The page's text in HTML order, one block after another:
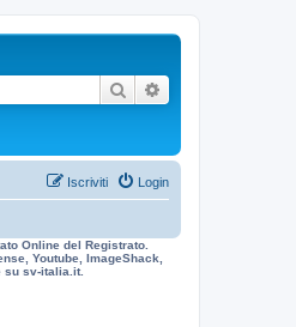
Cerca
Login
Iscriviti
Online del Registrato.
Youtube, ImageShack,
su sv-italia.it.